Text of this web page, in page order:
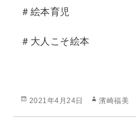
＃絵本育児
＃大人こそ絵本
投
2021年4月24日
作
濱崎福美